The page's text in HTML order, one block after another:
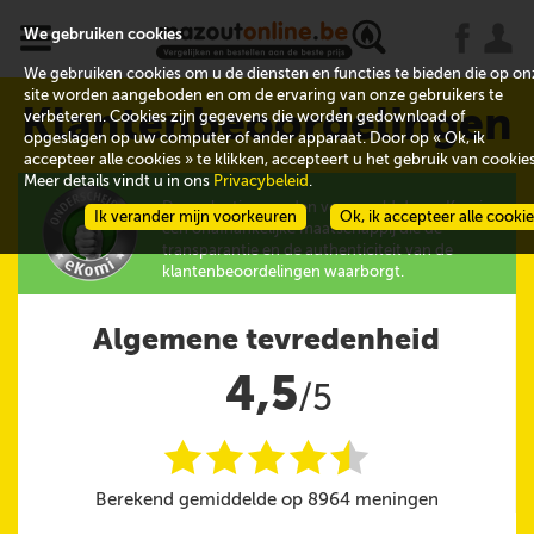
x
Klantenbeoordelingen
De evaluaties worden verzameld door eKomi,
een onafhankelijke maatschappij die de
transparantie en de authenticiteit van de
klantenbeoordelingen waarborgt.
Algemene tevredenheid
4,5/5
iiiii
@
Berekend gemiddelde op 8964 meningen
We gebruiken cookies
We gebruiken cookies om u de diensten en functies te bieden die op
site worden aangeboden en om de ervaring van onze gebruikers te
verbeteren. Cookies zijn gegevens die worden gedownload of
opgeslagen op uw computer of ander apparaat. Door op « Ok, ik
accepteer alle cookies » te klikken, accepteert u het gebruik van
Meer details vindt u in ons Privacybeleid .
Ok, ik accepteer alle
Ik verander mijn voorkeuren